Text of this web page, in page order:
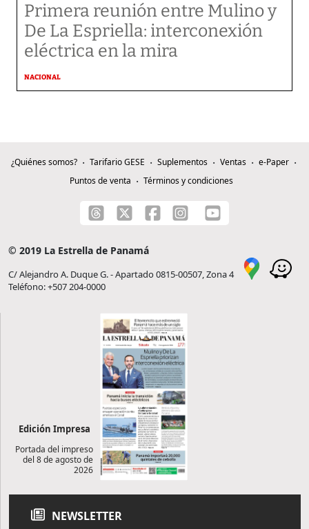
Primera reunión entre Mulino y
De La Espriella: interconexión
eléctrica en la mira
NACIONAL
¿Quiénes somos? Tarifario GESE Suplementos Ventas
e-Paper
Puntos de venta
Términos y condiciones
© 2019 La Estrella de Panamá
C/ Alejandro A. Duque G. - Apartado 0815-00507, Zona 4
Teléfono: +507 204-0000
Edición Impresa
Portada del impreso
del 8 de agosto de
2026
NEWSLETTER